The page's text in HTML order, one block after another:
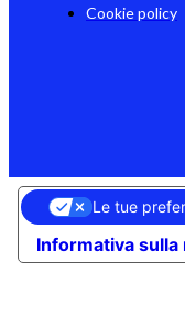
Cookie policy
Informativa sulla
Le tue